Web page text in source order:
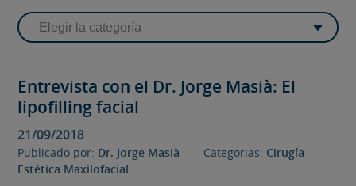
Entrevista con el Dr. Jorge Masià: El
lipofilling facial
21/09/2018
Publicado por: Dr. Jorge Masià — Categorias: Cirugía
Estética Maxilofacial